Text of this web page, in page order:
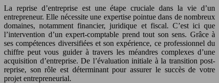
La reprise d’entreprise est une étape cruciale dans la vie d’un
entrepreneur. Elle nécessite une expertise pointue dans de nombreux
domaines, notamment financier, juridique et fiscal. C’est ici que
l’intervention d’un expert-comptable prend tout son sens. Grâce à
ses compétences diversifiées et son expérience, ce professionnel du
chiffre peut vous guider à travers les méandres complexes d’une
acquisition d’entreprise. De l’évaluation initiale à la transition post-
reprise, son rôle est déterminant pour assurer le succès de votre
projet entrepreneurial.